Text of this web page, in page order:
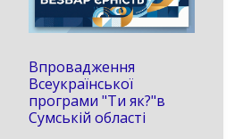
Впровадження
Всеукраїнської
програми "Ти як?"в
Сумській області